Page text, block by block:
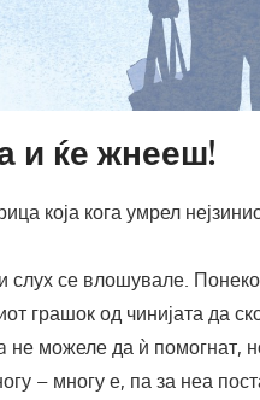
и ќе жнееш!
која кога умрел
слух се влошувале.
грашок од чинијата да
можеле да ѝ помогнат,
– многу е, па за неа